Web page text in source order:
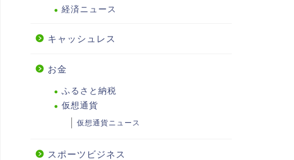
経済ニュース
キャッシュレス
お金
ふるさと納税
仮想通貨
仮想通貨ニュース
スポーツビジネス